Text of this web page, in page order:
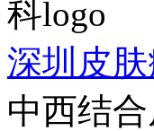
深圳皮
中西结